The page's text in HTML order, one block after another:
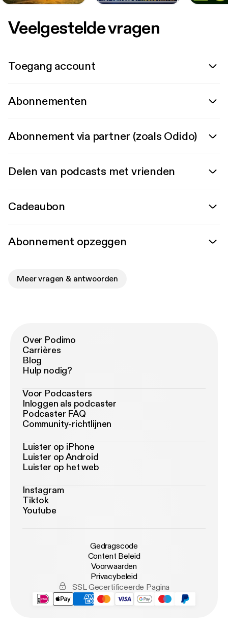
Veelgestelde vragen
Toegang account
Abonnementen
Abonnement via partner (zoals Odido)
Delen van podcasts met vrienden
Cadeaubon
Abonnement opzeggen
Meer vragen & antwoorden
Over Podimo
Carrières
Blog
Hulp nodig?
Voor Podcasters
Inloggen als podcaster
Podcaster FAQ
Community-richtlijnen
Luister op iPhone
Luister op Android
Luister op het web
Instagram
Tiktok
Youtube
Gedragscode
Content Beleid
Voorwaarden
Privacybeleid
SSL Gecertificeerde Pagina